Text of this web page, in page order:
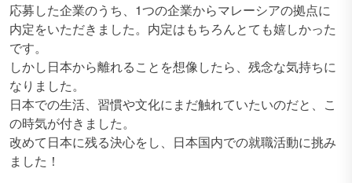
応募した企業のうち、1つの企業からマレーシアの拠点に
内定をいただきました。内定はもちろんとても嬉しかった
です。
しかし日本から離れることを想像したら、残念な気持ちに
なりました。
日本での生活、習慣や文化にまだ触れていたいのだと、こ
の時気が付きました。
改めて日本に残る決心をし、日本国内での就職活動に挑み
ました！